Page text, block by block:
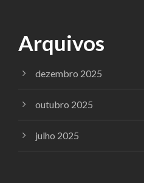
Arquivos
dezembro 2025
outubro 2025
julho 2025